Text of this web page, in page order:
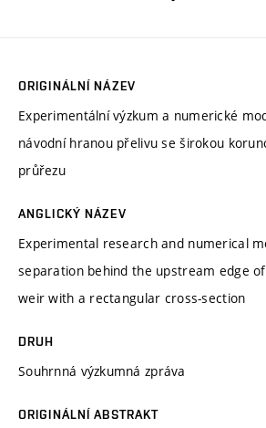
ORIGINÁLNÍ NÁZEV
Experimentální výzkum a numerické
návodní hranou přelivu se širokou
průřezu
ANGLICKÝ NÁZEV
Experimental research and numerical
separation behind the upstream edge
weir with a rectangular cross-section
DRUH
Souhrnná výzkumná zpráva
ORIGINÁLNÍ ABSTRAKT